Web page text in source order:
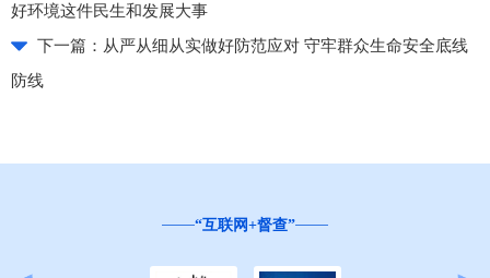
好环境这件民生和发展大事
下一篇： 从严从细从实做好防范应对 守牢群众生命安全底线
防线
“互联网+督查”